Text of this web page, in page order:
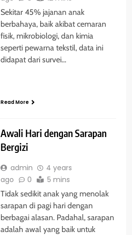
Sekitar 45% jajanan anak
berbahaya, baik akibat cemaran
fisik, mikrobiologi, dan kimia
seperti pewarna tekstil, data ini
didapat dari survei…
Read More
Awali Hari dengan Sarapan
Bergizi
admin
4 years
ago
0 5 mins
Tidak sedikit anak yang menolak
sarapan di pagi hari dengan
berbagai alasan. Padahal, sarapan
adalah awal yang baik untuk